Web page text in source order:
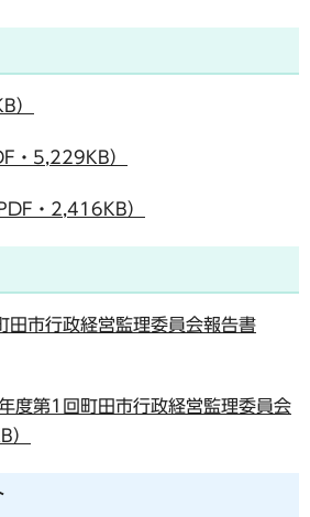
）
・5,229KB）
・2,416KB）
市行政経営監理委員会報告書
度第1回町田市行政経営監理委員会
）